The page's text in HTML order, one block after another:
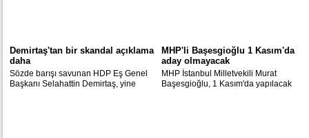
Demirtaş'tan bir skandal açıklama
daha
Sözde barışı savunan HDP Eş Genel
Başkanı Selahattin Demirtaş, yine
MHP'li Başesgioğlu 1 Kasım'da
aday olmayacak
MHP İstanbul Milletvekili Murat
Başesgioğlu, 1 Kasım'da yapılacak